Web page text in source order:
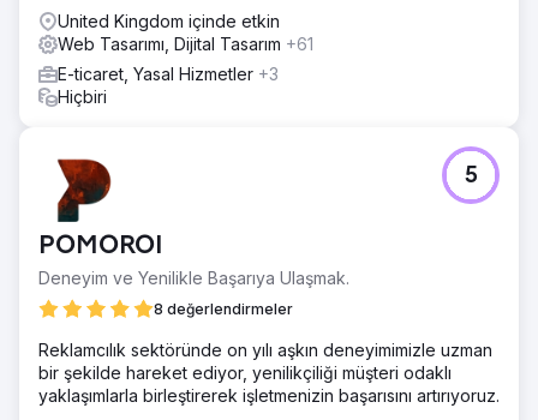
United Kingdom içinde etkin
Web Tasarımı, Dijital Tasarım +61
E-ticaret, Yasal Hizmetler +3
Hiçbiri
POMOROI
Deneyim ve Yenilikle Başarıya Ulaşmak.
8 değerlendirmeler
5
Reklamcılık sektöründe on yılı aşkın deneyimimizle uzman
bir şekilde hareket ediyor, yenilikçiliği müşteri odaklı
yaklaşımlarla birleştirerek işletmenizin başarısını artırıyoruz.